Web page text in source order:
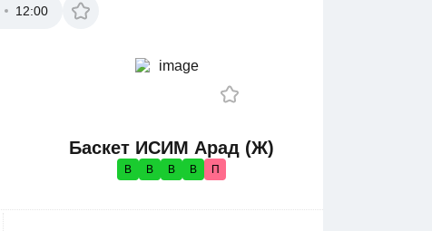
12:00
Баскет ИСИМ Арад (Ж)
В В В В П